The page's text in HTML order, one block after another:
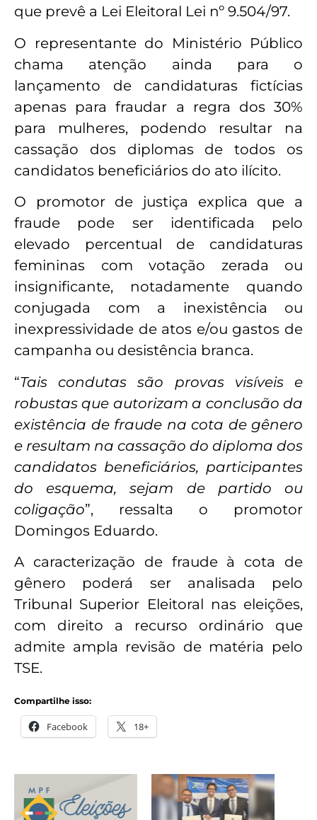
que prevê a Lei Eleitoral Lei nº 9.504/97.
O representante do Ministério Público
chama atenção ainda para o
lançamento de candidaturas fictícias
apenas para fraudar a regra dos 30%
para mulheres, podendo resultar na
cassação dos diplomas de todos os
candidatos beneficiários do ato ilícito.
O promotor de justiça explica que a
fraude pode ser identificada pelo
elevado percentual de candidaturas
femininas com votação zerada ou
insignificante, notadamente quando
conjugada com a inexistência ou
inexpressividade de atos e/ou gastos de
campanha ou desistência branca.
“Tais condutas são provas visíveis e
robustas que autorizam a conclusão da
existência de fraude na cota de gênero
e resultam na cassação do diploma dos
candidatos beneficiários, participantes
do esquema, sejam de partido ou
coligação”, ressalta o promotor
Domingos Eduardo.
A caracterização de fraude à cota de
gênero poderá ser analisada pelo
Tribunal Superior Eleitoral nas eleições,
com direito a recurso ordinário que
admite ampla revisão de matéria pelo
TSE.
Compartilhe isso:
Facebook 18+